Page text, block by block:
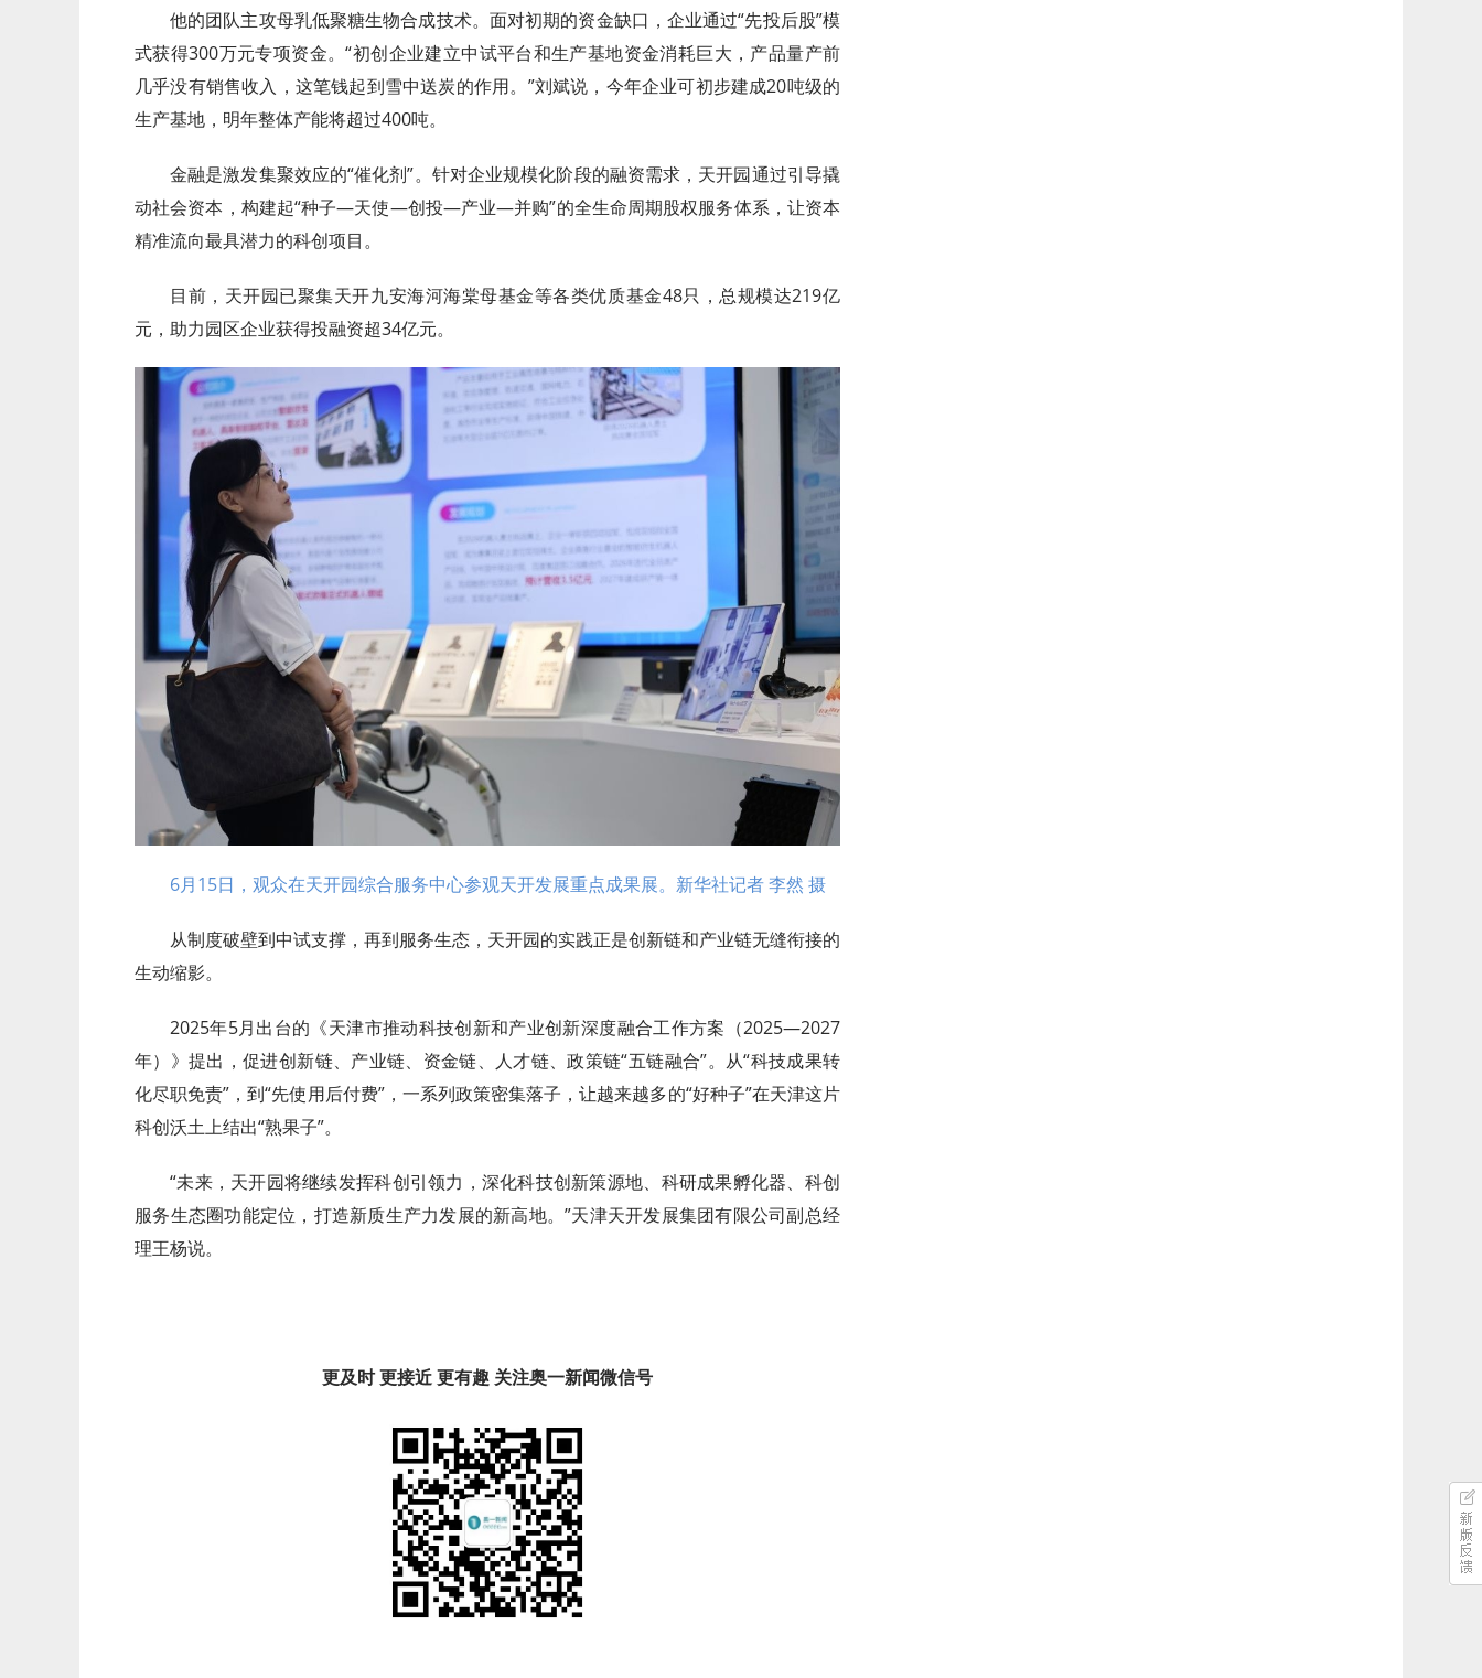
他的团队主攻母乳低聚糖生物合成技术。面对初期的资金缺口，企业通过“先投后股”模
式获得300万元专项资金。“初创企业建立中试平台和生产基地资金消耗巨大，产品量产前
几乎没有销售收入，这笔钱起到雪中送炭的作用。”刘斌说，今年企业可初步建成20吨级的
生产基地，明年整体产能将超过400吨。
金融是激发集聚效应的“催化剂”。针对企业规模化阶段的融资需求，天开园通过引导撬
动社会资本，构建起“种子—天使—创投—产业—并购”的全生命周期股权服务体系，让资本
精准流向最具潜力的科创项目。
目前，天开园已聚集天开九安海河海棠母基金等各类优质基金48只，总规模达219亿
元，助力园区企业获得投融资超34亿元。
6月15日，观众在天开园综合服务中心参观天开发展重点成果展。新华社记者 李然 摄
从制度破壁到中试支撑，再到服务生态，天开园的实践正是创新链和产业链无缝衔接的
生动缩影。
2025年5月出台的《天津市推动科技创新和产业创新深度融合工作方案（2025—2027
年）》提出，促进创新链、产业链、资金链、人才链、政策链“五链融合”。从“科技成果转
化尽职免责”，到“先使用后付费”，一系列政策密集落子，让越来越多的“好种子”在天津这片
科创沃土上结出“熟果子”。
“未来，天开园将继续发挥科创引领力，深化科技创新策源地、科研成果孵化器、科创
服务生态圈功能定位，打造新质生产力发展的新高地。”天津天开发展集团有限公司副总经
理王杨说。
更及时 更接近 更有趣 关注奥一新闻微信号